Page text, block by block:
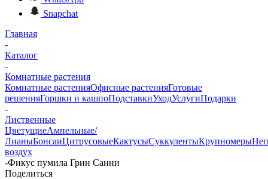
Snapchat
Главная
-
Каталог
-
Комнатные растения
Комнатные растенияОфисные растенияГотовые
решенияГоршки и кашпоПодставкиУходУслугиПодарки
-
Лиственные
ЦветущиеАмпельные/
ЛианыБонсаиЦитрусовыеКактусыСуккулентыКрупномеры
воздух
-Фикус пумила Грин Санни
Поделиться